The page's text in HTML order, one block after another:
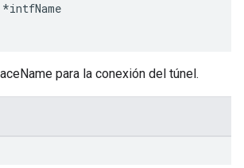
*intfName
para la conexión del túnel.